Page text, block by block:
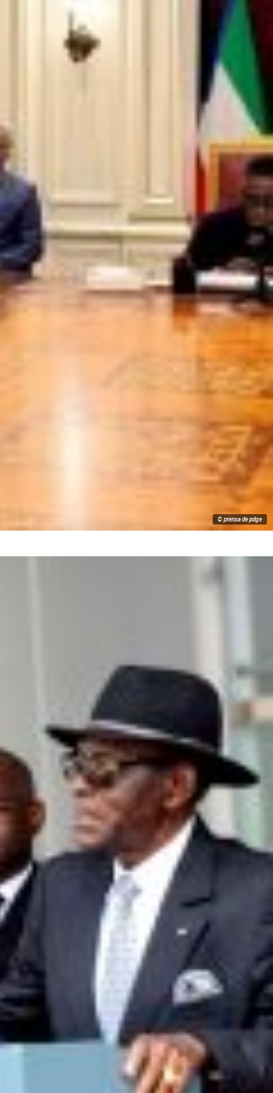
© prensa de pdge